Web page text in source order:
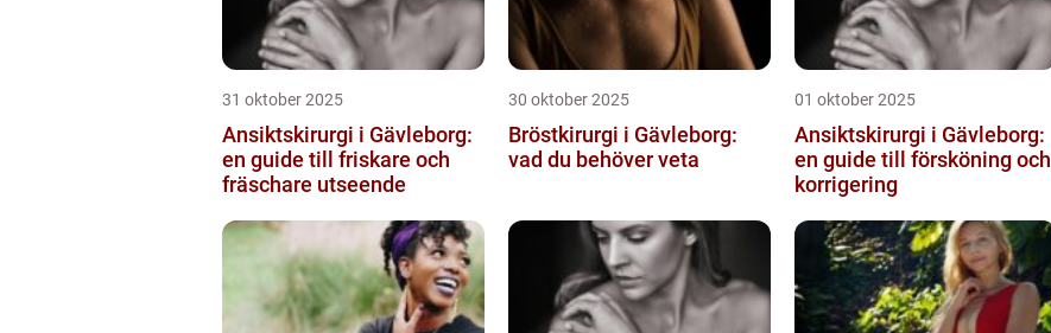
31 oktober 2025
Ansiktskirurgi i Gävleborg:
en guide till friskare och
fräschare utseende
30 oktober 2025
Bröstkirurgi i Gävleborg:
vad du behöver veta
01 oktober 2025
Ansiktskirurgi i Gävleborg:
en guide till försköning och
korrigering